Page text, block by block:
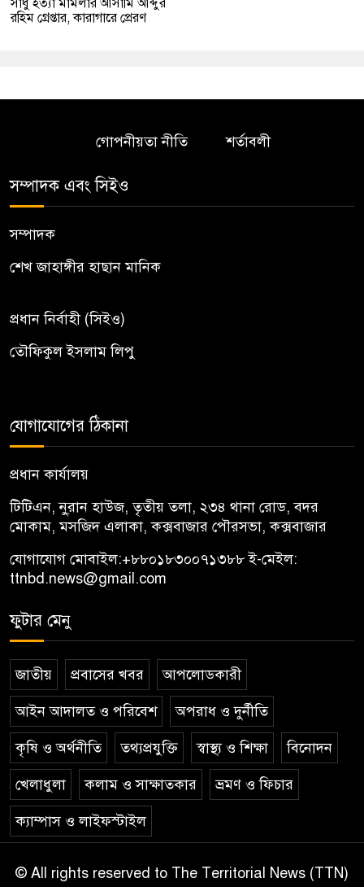
সাধু হত্যা মামলার আসামি আব্দুর
রহিম গ্রেপ্তার, কারাগারে প্রেরণ
গোপনীয়তা নীতি শর্তাবলী
সম্পাদক এবং সিইও
সম্পাদক
শেখ জাহাঙ্গীর হাছান মানিক
প্রধান নির্বাহী (সিইও)
তৌফিকুল ইসলাম লিপু
যোগাযোগের ঠিকানা
প্রধান কার্যালয়
টিটিএন, নু্রান হাউজ, তৃতীয় তলা, ২৩৪ থানা রোড, বদর
মোকাম, মসজিদ এলাকা, কক্সবাজার পৌরসভা, কক্সবাজার
যোগাযোগ মোবাইল:+৮৮০১৮৩০০৭১৩৮৮ই-মেইল:
ttnbd.news@gmail.com
ফুটার মেনু
জাতীয় প্রবাসের খবর আপলোডকারী
আইন আদালত ও পরিবেশ অপরাধ ও দুর্নীতি
কৃষি ও অর্থনীতি তথ্যপ্রযুক্তি স্বাস্থ্য ও শিক্ষা বিনোদন
খেলাধুলা কলাম ও সাক্ষাতকার ভ্রমণ ও ফিচার
ক্যাম্পাস ও লাইফস্টাইল
© All rights reserved to The Territorial News (TTN)